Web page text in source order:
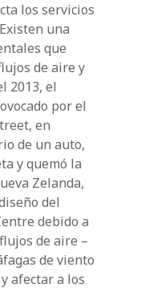
los servicios
una
que
de aire y
2013, el
por el
en
de un auto,
y quemó la
Zelanda,
del
debido a
de aire –
de viento
afectar a los